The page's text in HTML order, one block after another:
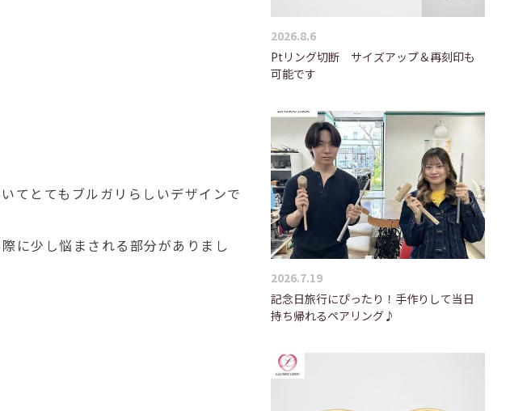
てとてもブルガリらしいデザインで
に少し悩まされる部分がありまし
2026.8.6
Ptリング切断 サイズアップ＆再刻印も
可能です
2026.7.19
記念日旅行にぴったり！手作りして当日
持ち帰れるペアリング♪